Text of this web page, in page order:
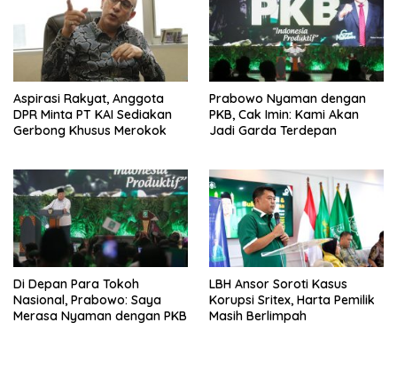
Aspirasi Rakyat, Anggota
DPR Minta PT KAI Sediakan
Gerbong Khusus Merokok
Prabowo Nyaman dengan
PKB, Cak Imin: Kami Akan
Jadi Garda Terdepan
Di Depan Para Tokoh
Nasional, Prabowo: Saya
Merasa Nyaman dengan PKB
LBH Ansor Soroti Kasus
Korupsi Sritex, Harta Pemilik
Masih Berlimpah